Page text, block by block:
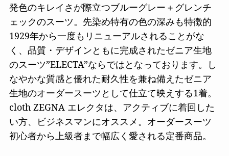
発色のキレイさが際立つブルーグレー＋グレンチ
ェックのスーツ。先染め特有の色の深みも特徴的
1929年から一度もリニューアルされることがな
く、品質・デザインともに完成されたゼニア生地
のスーツ”ELECTA”ならではとなっております。し
なやかな質感と優れた耐久性を兼ね備えたゼニア
生地のオーダースーツとして仕立て映えする1着。
cloth ZEGNA エレクタは、アクティブに着回した
い方、ビジネスマンにオススメ。オーダースーツ
初心者から上級者まで幅広く愛される定番商品。